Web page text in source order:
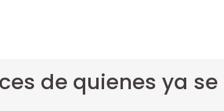
de quienes ya se